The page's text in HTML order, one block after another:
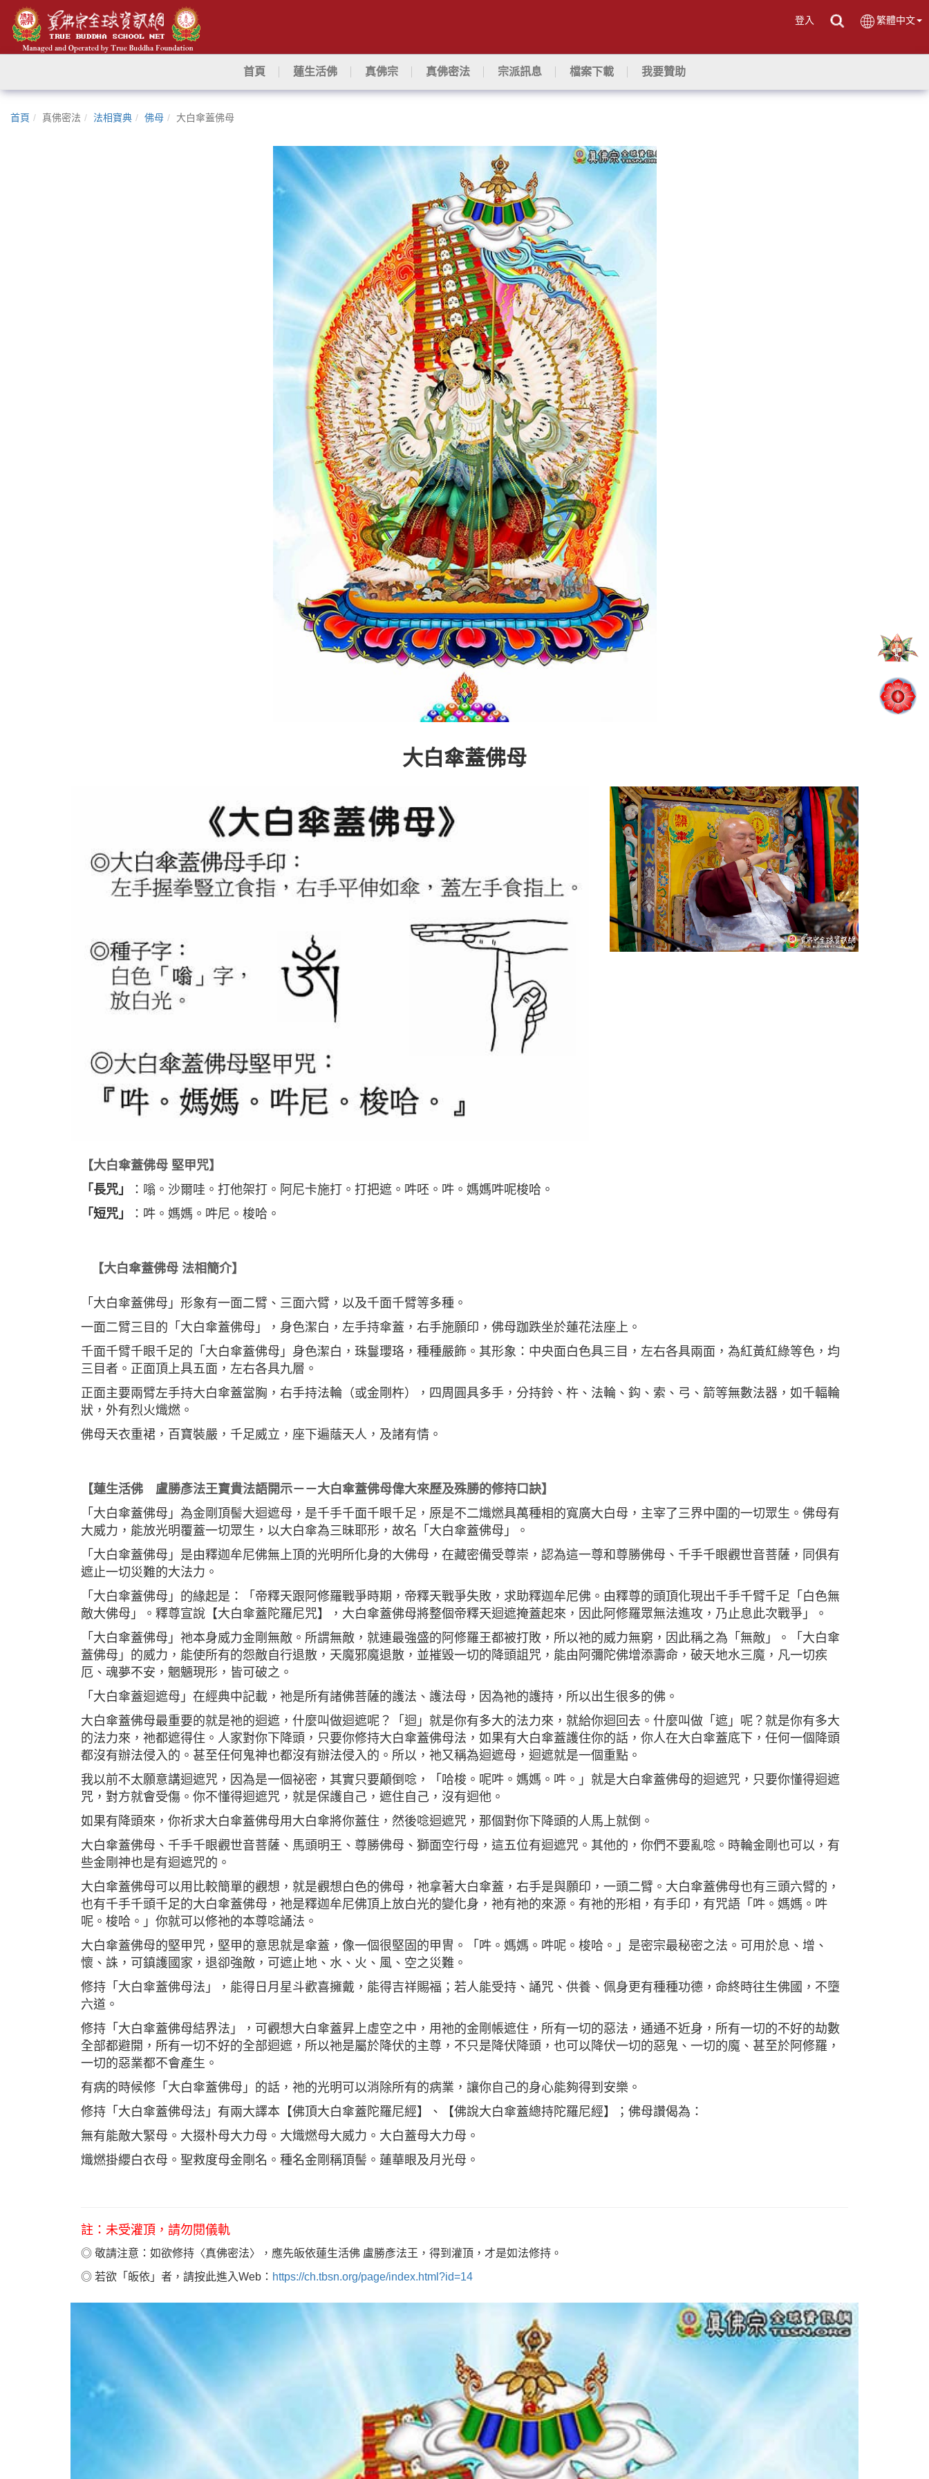
登入 繁體中文
首頁 蓮生活佛 真佛宗 真佛密法 宗派訊息 檔案下載 我要贊助
首頁 真佛密法 法相寶典 佛母 大白傘蓋佛母
大白傘蓋佛母
【大白傘蓋佛母 堅甲咒】
「長咒」
：嗡。沙爾哇。打他架打。阿尼卡施打。打把遮。吽呸。吽。媽媽吽呢梭哈。
「短咒」
：吽。媽媽。吽尼。梭哈。
【大白傘蓋佛母 法相簡介】
「大白傘蓋佛母」形象有一面二臂、三面六臂，以及千面千臂等多種。
一面二臂三目的「大白傘蓋佛母」，身色潔白，左手持傘蓋，右手施願印，佛母跏跌坐於蓮花法座上。
千面千臂千眼千足的「大白傘蓋佛母」身色潔白，珠鬘瓔珞，種種嚴飾。其形象：中央面白色具三目，左右各具兩面，為紅黃紅綠等色，均
三目者。正面頂上具五面，左右各具九層。
正面主要兩臂左手持大白傘蓋當胸，右手持法輪（或金剛杵），四周圓具多手，分持鈴、杵、法輪、鈎、索、弓、箭等無數法器，如千輻輪
狀，外有烈火熾燃。
佛母天衣重裙，百寶裝嚴，千足威立，座下遍蔭天人，及諸有情。
【蓮生活佛 盧勝彥法王寶貴法語開示－－大白傘蓋佛母偉大來歷及殊勝的修持口訣】
「大白傘蓋佛母」為金剛頂髻大迴遮母，是千手千面千眼千足，原是不二熾燃具萬種相的寬廣大白母，主宰了三界中圍的一切眾生。佛母有
大威力，能放光明覆蓋一切眾生，以大白傘為三昧耶形，故名「大白傘蓋佛母」。
「大白傘蓋佛母」是由釋迦牟尼佛無上頂的光明所化身的大佛母，在藏密備受尊崇，認為這一尊和尊勝佛母、千手千眼觀世音菩薩，同俱有
遮止一切災難的大法力。
「大白傘蓋佛母」的緣起是：「帝釋天跟阿修羅戰爭時期，帝釋天戰爭失敗，求助釋迦牟尼佛。由釋尊的頭頂化現出千手千臂千足「白色無
敵大佛母」。釋尊宣說【大白傘蓋陀羅尼咒】，大白傘蓋佛母將整個帝釋天迴遮掩蓋起來，因此阿修羅眾無法進攻，乃止息此次戰爭」。
「大白傘蓋佛母」祂本身威力金剛無敵。所謂無敵，就連最強盛的阿修羅王都被打敗，所以祂的威力無窮，因此稱之為「無敵」。「大白傘
蓋佛母」的威力，能使所有的怨敵自行退散，天魔邪魔退散，並摧毀一切的降頭詛咒，能由阿彌陀佛增添壽命，破天地水三魔，凡一切疾
厄、魂夢不安，魍魎現形，皆可破之。
「大白傘蓋迴遮母」在經典中記載，祂是所有諸佛菩薩的護法、護法母，因為祂的護持，所以出生很多的佛。
大白傘蓋佛母最重要的就是祂的迴遮，什麼叫做迴遮呢？「迴」就是你有多大的法力來，就給你迴回去。什麼叫做「遮」呢？就是你有多大
的法力來，祂都遮得住。人家對你下降頭，只要你修持大白傘蓋佛母法，如果有大白傘蓋護住你的話，你人在大白傘蓋底下，任何一個降頭
都沒有辦法侵入的。甚至任何鬼神也都沒有辦法侵入的。所以，祂又稱為迴遮母，迴遮就是一個重點。
我以前不太願意講迴遮咒，因為是一個祕密，其實只要顛倒唸，「哈梭。呢吽。媽媽。吽。」就是大白傘蓋佛母的迴遮咒，只要你懂得迴遮
咒，對方就會受傷。你不懂得迴遮咒，就是保護自己，遮住自己，沒有迴他。
如果有降頭來，你祈求大白傘蓋佛母用大白傘將你蓋住，然後唸迴遮咒，那個對你下降頭的人馬上就倒。
大白傘蓋佛母、千手千眼觀世音菩薩、馬頭明王、尊勝佛母、獅面空行母，這五位有迴遮咒。其他的，你們不要亂唸。時輪金剛也可以，有
些金剛神也是有迴遮咒的。
大白傘蓋佛母可以用比較簡單的觀想，就是觀想白色的佛母，祂拿著大白傘蓋，右手是與願印，一頭二臂。大白傘蓋佛母也有三頭六臂的，
也有千手千頭千足的大白傘蓋佛母，祂是釋迦牟尼佛頂上放白光的變化身，祂有祂的來源。有祂的形相，有手印，有咒語「吽。媽媽。吽
呢。梭哈。」你就可以修祂的本尊唸誦法。
大白傘蓋佛母的堅甲咒，堅甲的意思就是傘蓋，像一個很堅固的甲冑。「吽。媽媽。吽呢。梭哈。」是密宗最秘密之法。可用於息、增、
懷、誅，可鎮護國家，退卻強敵，可遮止地、水、火、風、空之災難。
修持「大白傘蓋佛母法」，能得日月星斗歡喜擁戴，能得吉祥賜福；若人能受持、誦咒、供養、佩身更有種種功德，命終時往生佛國，不墮
六道。
修持「大白傘蓋佛母結界法」，可觀想大白傘蓋昇上虛空之中，用祂的金剛帳遮住，所有一切的惡法，通通不近身，所有一切的不好的劫數
全部都避開，所有一切不好的全部迴遮，所以祂是屬於降伏的主尊，不只是降伏降頭，也可以降伏一切的惡鬼、一切的魔、甚至於阿修羅，
一切的惡業都不會產生。
有病的時候修「大白傘蓋佛母」的話，祂的光明可以消除所有的病業，讓你自己的身心能夠得到安樂。
修持「大白傘蓋佛母法」有兩大譯本【佛頂大白傘蓋陀羅尼經】、【佛說大白傘蓋總持陀羅尼經】；佛母讚偈為：
無有能敵大緊母。大掇朴母大力母。大熾燃母大威力。大白蓋母大力母。
熾燃掛纓白衣母。聖救度母金剛名。種名金剛稱頂髻。蓮華眼及月光母。
註：未受灌頂，請勿閱儀軌
◎ 敬請注意：如欲修持〈真佛密法〉，應先皈依蓮生活佛 盧勝彥法王，得到灌頂，才是如法修持。
◎ 若欲「皈依」者，請按此進入Web： https://ch.tbsn.org/page/index.html?id=14